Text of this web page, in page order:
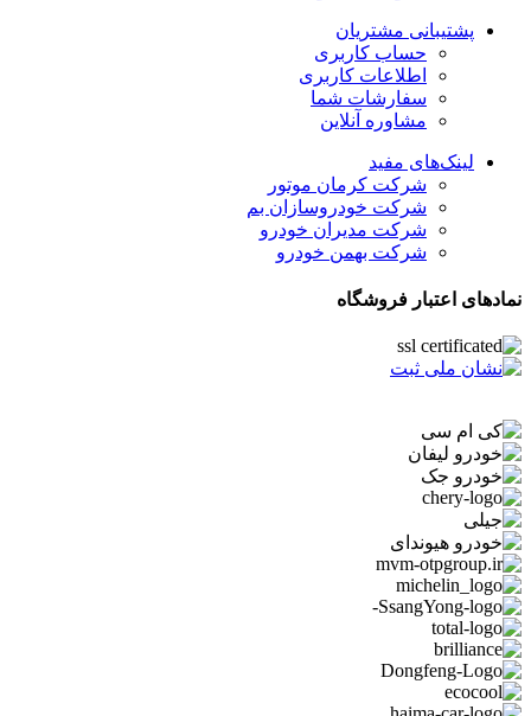
پشتیبانی مشتریان
حساب کاربری
اطلاعات کاربری
سفارشات شما
مشاوره آنلاین
لینک‌های مفید
شرکت کرمان موتور
شرکت خودروسازان بم
شرکت مدیران خودرو
شرکت بهمن خودرو
نمادهای اعتبار فروشگاه